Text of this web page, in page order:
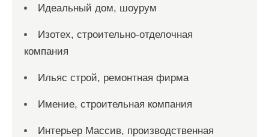
Идеальный дом, шоурум
Изотех, строительно-отделочная
компания
Ильяс строй, ремонтная фирма
Имение, строительная компания
Интерьер Массив, производственная